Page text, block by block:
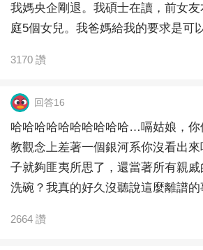
我媽央企剛退。我碩士在讀，前女
庭5個女兒。我爸媽給我的要求是可
3170 讚
回答16
哈哈哈哈哈哈哈哈哈哈…嗝姑娘，你
教觀念上差著一個銀河系你沒看出
子就夠匪夷所思了，還當著所有親
洗碗？我真的好久沒聽說這麼離譜
2664 讚